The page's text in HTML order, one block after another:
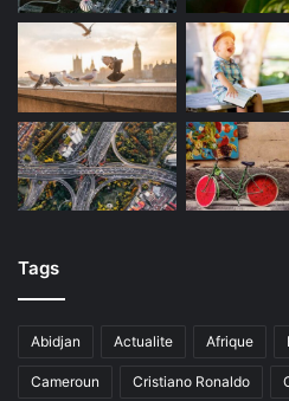
Tags
Abidjan Actualite Afrique
Cameroun Cristiano Ronaldo